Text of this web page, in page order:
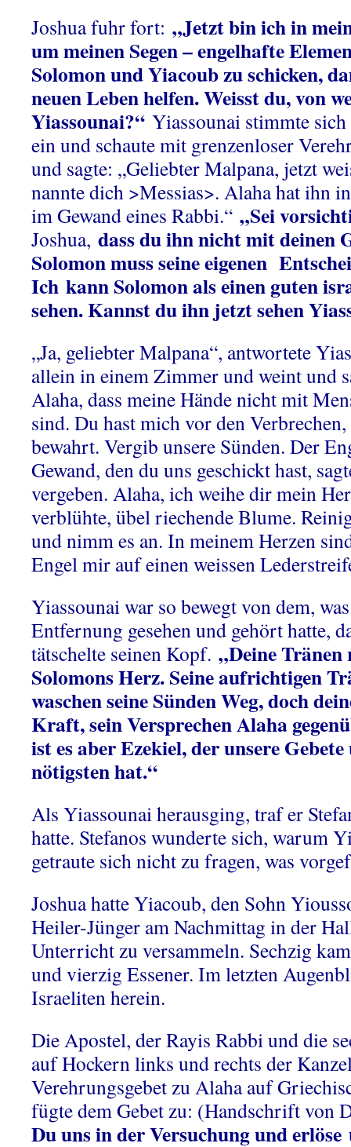
Joshua fuhr fort: „Jetzt bin ich in
um meinen Segen – engelhafte
Solomon und Yiacoub zu schicken,
neuen Leben helfen. Weisst du, von
Yiassounai?“ Yiassounai stimmte
ein und schaute mit grenzenloser
und sagte: „Geliebter Malpana, jetzt
nannte dich >Messias>. Alaha hat ihn
im Gewand eines Rabbi.“ „Sei
Joshua, dass du ihn nicht mit deinen
Solomon muss seine eigenen
Ich kann Solomon als einen guten
sehen. Kannst du ihn jetzt sehen
„Ja, geliebter Malpana“, antwortete
allein in einem Zimmer und weint und
Alaha, dass meine Hände nicht mit
sind. Du hast mich vor den
bewahrt. Vergib unsere Sünden. Der
Gewand, den du uns geschickt hast,
vergeben. Alaha, ich weihe dir mein
verblühte, übel riechende Blume.
und nimm es an. In meinem Herzen
Engel mir auf einen weissen
Yiassounai war so bewegt von dem,
Entfernung gesehen und gehört hatte,
tätschelte seinen Kopf. „Deine Tränen
Solomons Herz. Seine aufrichtigen
waschen seine Sünden Weg, doch
Kraft, sein Versprechen Alaha
ist es aber Ezekiel, der unsere
nötigsten hat.“
Als Yiassounai herausging, traf er
hatte. Stefanos wunderte sich, warum
getraute sich nicht zu fragen, was
Joshua hatte Yiacoub, den Sohn
Heiler-Jünger am Nachmittag in der
Unterricht zu versammeln. Sechzig
und vierzig Essener. Im letzten
Israeliten herein.
Die Apostel, der Rayis Rabbi und die
auf Hockern links und rechts der
Verehrungsgebet zu Alaha auf
fügte dem Gebet zu: (Handschrift von
Du uns in der Versuchung und erlöse